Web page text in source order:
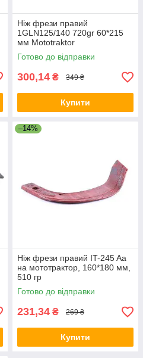
Ніж фрези правий
1GLN125/140 720gr 60*215
мм Mototraktor
Готово до відправки
300,14 ₴ 349 ₴
Купити
–14%
Ніж фрези правий IT-245 Aa
на мототрактор, 160*180 мм,
510 гр
Готово до відправки
231,34 ₴ 269 ₴
Купити